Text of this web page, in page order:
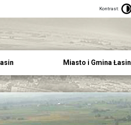
Kontrast:
Miasto i Gmina Łasin